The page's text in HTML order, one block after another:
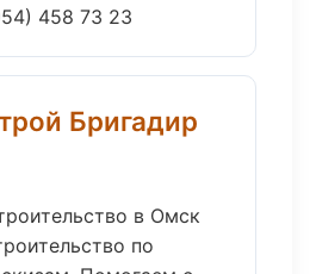
458 73 23
Бригадир
в Омск
по